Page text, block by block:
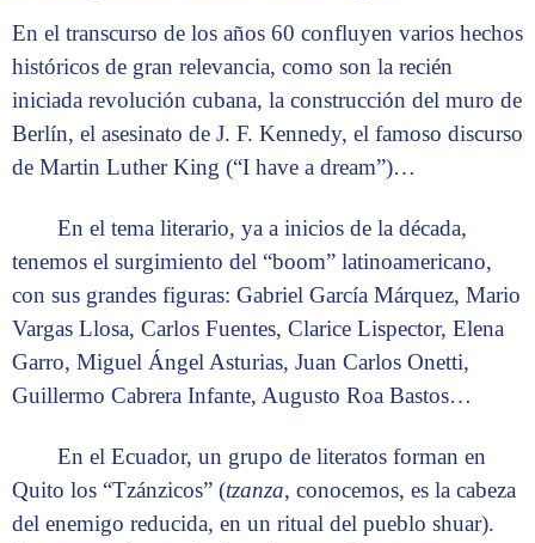
En el transcurso de los años 60 confluyen varios hechos
históricos de gran relevancia, como son la recién
iniciada revolución cubana, la construcción del muro de
Berlín, el asesinato de J. F. Kennedy, el famoso discurso
de Martin Luther King (“I have a dream”)…
En el tema literario, ya a inicios de la década,
tenemos el surgimiento del “boom” latinoamericano,
con sus grandes figuras: Gabriel García Márquez, Mario
Vargas Llosa, Carlos Fuentes, Clarice Lispector, Elena
Garro, Miguel Ángel Asturias, Juan Carlos Onetti,
Guillermo Cabrera Infante, Augusto Roa Bastos…
En el Ecuador, un grupo de literatos forman en
Quito los “Tzánzicos” (tzanza, conocemos, es la cabeza
del enemigo reducida, en un ritual del pueblo shuar).